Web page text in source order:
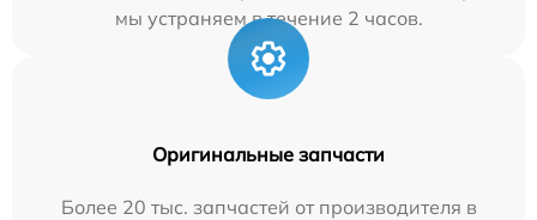
мы устраняем в течение 2 часов.
Оригинальные запчасти
Более 20 тыс. запчастей от производителя в